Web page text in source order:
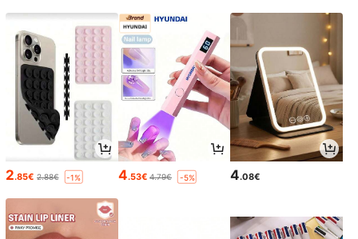
2.85€ 2.88€ -1% 4.53€ 4.79€ -5% 4.08€